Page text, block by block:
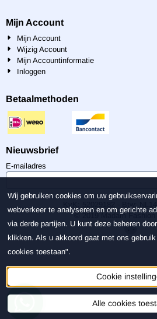
Mijn Account
Mijn Account
Wijzig Account
Mijn Accountinformatie
Inloggen
Betaalmethoden
Nieuwsbrief
E-mailadres
© 2019 Madam
Wij gebruiken cookies om uw
webverkeer te analyseren en om gerichte
via derde partijen. U kunt deze beheren
klikken. Als u akkoord gaat met ons
cookies toestaan".
Cookie
Alle cookies